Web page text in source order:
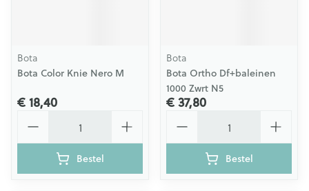
Bota
Bota Color Knie Nero M
€ 18,40
Bestel
Bota
Bota Ortho Df+baleinen
1000 Zwrt N5
€ 37,80
Bestel